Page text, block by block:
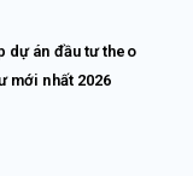
dự án đầu tư theo
mới nhất 2026